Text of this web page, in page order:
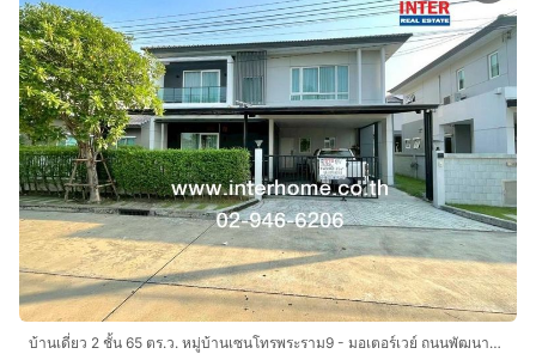
บ้านเดี่ยว 2 ชั้น 65 ตร.ว. หมู่บ้านเซนโทรพระราม9 - มอเตอร์เวย์ ถนนพัฒนาชนบท3 ถนนศรีนครินทร์-ร่มเกล้า ถนนมอเตอร์เวย์ เขตลาดกระบัง กรุงเทพ